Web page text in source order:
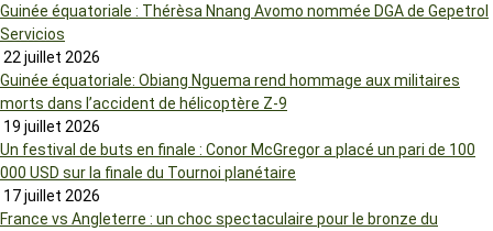
Guinée équatoriale : Thérèsa Nnang Avomo nommée DGA de Gepetrol
Servicios
22 juillet 2026
Guinée équatoriale: Obiang Nguema rend hommage aux militaires
morts dans l’accident de hélicoptère Z-9
19 juillet 2026
Un festival de buts en finale : Conor McGregor a placé un pari de 100
000 USD sur la finale du Tournoi planétaire
17 juillet 2026
France vs Angleterre : un choc spectaculaire pour le bronze du